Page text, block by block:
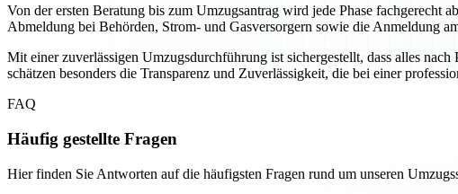
Von der ersten Beratung bis zum Umzugsantrag wird jede Phase
Abmeldung bei Behörden, Strom- und Gasversorgern sowie die Anmeldung
Mit einer zuverlässigen Umzugsdurchführung ist sichergestellt, dass alles
schätzen besonders die Transparenz und Zuverlässigkeit, die bei einer
FAQ
Häufig gestellte Fragen
Hier finden Sie Antworten auf die häufigsten Fragen rund um unseren